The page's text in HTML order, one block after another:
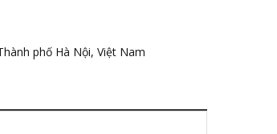
phố Hà Nội, Việt Nam